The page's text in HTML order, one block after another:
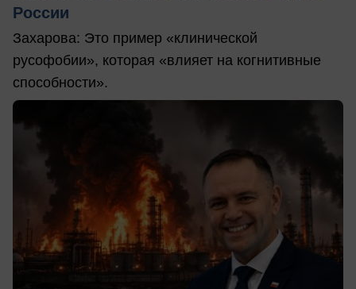
России
Захарова: Это пример «клинической
русофобии», которая «влияет на когнитивные
способности».